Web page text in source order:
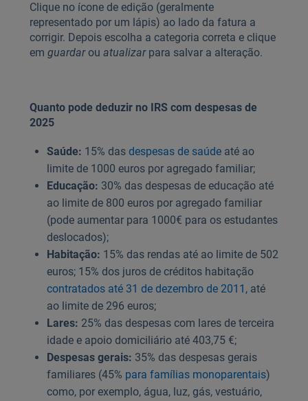
Clique no ícone de edição (geralmente
representado por um lápis) ao lado da fatura a
corrigir. Depois escolha a categoria correta e clique
em guardarou atualizarpara salvar a alteração.
Quanto pode deduzir no IRS com despesas de
2025
Saúde: 15% das despesas de saúdeaté ao
limite de 1000 euros por agregado familiar;
Educação: 30% das despesas de educação até
ao limite de 800 euros por agregado familiar
(pode aumentar para 1000€ para os estudantes
deslocados);
Habitação: 15% das rendas até ao limite de 502
euros; 15% dos juros de créditos habitação
contratados até 31 de dezembro de 2011,até
ao limite de 296 euros;
Lares: 25% das despesas com lares de terceira
idade e apoio domiciliário até 403,75 €;
Despesas gerais: 35% das despesas gerais
familiares (45% para famílias monoparentais)
como, por exemplo, água, luz, gás, vestuário,